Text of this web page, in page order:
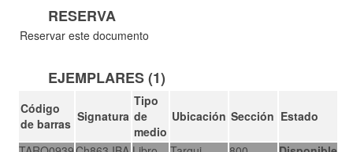
RESERVA
Reservar este documento
EJEMPLARES (1)
Código
de barras Signatura
Tipo
de
medio
Ubicación Sección Estado